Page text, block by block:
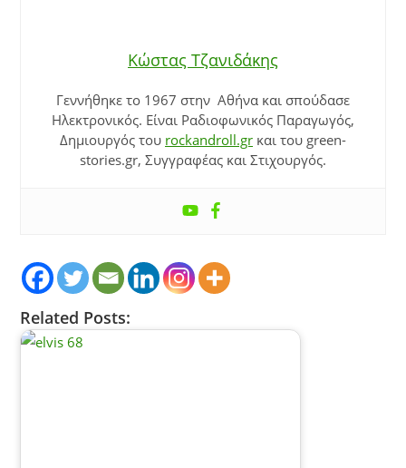
Κώστας Τζανιδάκης
Γεννήθηκε το 1967 στην Αθήνα και σπούδασε
Ηλεκτρονικός. Είναι Ραδιοφωνικός Παραγωγός,
Δημιουργός του rockandroll.gr και του green-
stories.gr, Συγγραφέας και Στιχουργός.
Related Posts: